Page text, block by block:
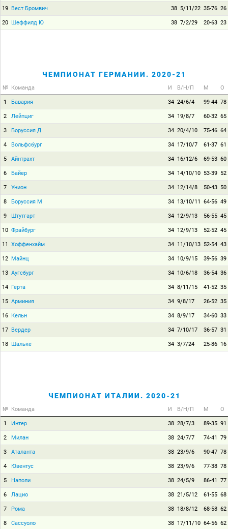
19 Вест Бромвич 38 5/11/22 35-76 26
20 Шеффилд Ю 38 7/2/29 20-63 23
ЧЕМПИОНАТ ГЕРМАНИИ. 2020-21
№ Команда И В/Н/П М О
1 Бавария 34 24/6/4 99-44 78
2 Лейпциг 34 19/8/7 60-32 65
3 Боруссия Д 34 20/4/10 75-46 64
4 Вольфсбург 34 17/10/7 61-37 61
5 Айнтрахт 34 16/12/6 69-53 60
6 Байер 34 14/10/10 53-39 52
7 Унион 34 12/14/8 50-43 50
8 Боруссия М 34 13/10/11 64-56 49
9 Штутгарт 34 12/9/13 56-55 45
10 Фрайбург 34 12/9/13 52-52 45
11 Хоффенхайм 34 11/10/13 52-54 43
12 Майнц 34 10/9/15 39-56 39
13 Аугсбург 34 10/6/18 36-54 36
14 Герта 34 8/11/15 41-52 35
15 Арминия 34 9/8/17 26-52 35
16 Кельн 34 8/9/17 34-60 33
17 Вердер 34 7/10/17 36-57 31
18 Шальке 34 3/7/24 25-86 16
ЧЕМПИОНАТ ИТАЛИИ. 2020-21
№ Команда И В/Н/П М О
1 Интер 38 28/7/3 89-35 91
2 Милан 38 24/7/7 74-41 79
3 Аталанта 38 23/9/6 90-47 78
4 Ювентус 38 23/9/6 77-38 78
5 Наполи 38 24/5/9 86-41 77
6 Лацио 38 21/5/12 61-55 68
7 Рома 38 18/8/12 68-58 62
8 Сассуоло 38 17/11/10 64-56 62